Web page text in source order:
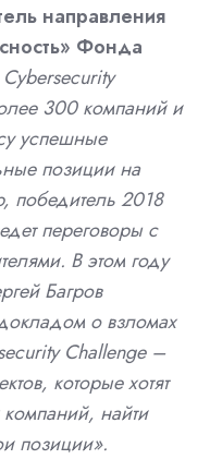
направления
Фонда
300 компаний и
успешные
позиции на
победитель 2018
переговоры с
В этом году
Багров
о взломах
Challenge –
которые хотят
компаний, найти
позиции».